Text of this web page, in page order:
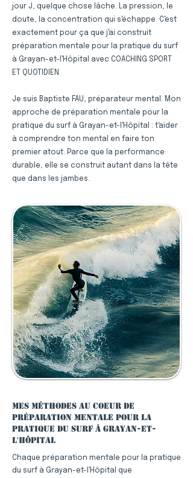
jour J, quelque chose lâche. La pression, le
doute, la concentration qui s'échappe. C'est
exactement pour ça que j'ai construit
préparation mentale pour la pratique du surf
à Grayan-et-l'Hôpital avec COACHING SPORT
ET QUOTIDIEN.
Je suis Baptiste FAU, préparateur mental. Mon
approche de préparation mentale pour la
pratique du surf à Grayan-et-l'Hôpital : t'aider
à comprendre ton mental en faire ton
premier atout. Parce que la performance
durable, elle se construit autant dans la tête
que dans les jambes.
Mes méthodes au coeur de
préparation mentale pour la
pratique du surf à Grayan-et-
l'Hôpital
Chaque préparation mentale pour la pratique
du surf à Grayan-et-l'Hôpital que